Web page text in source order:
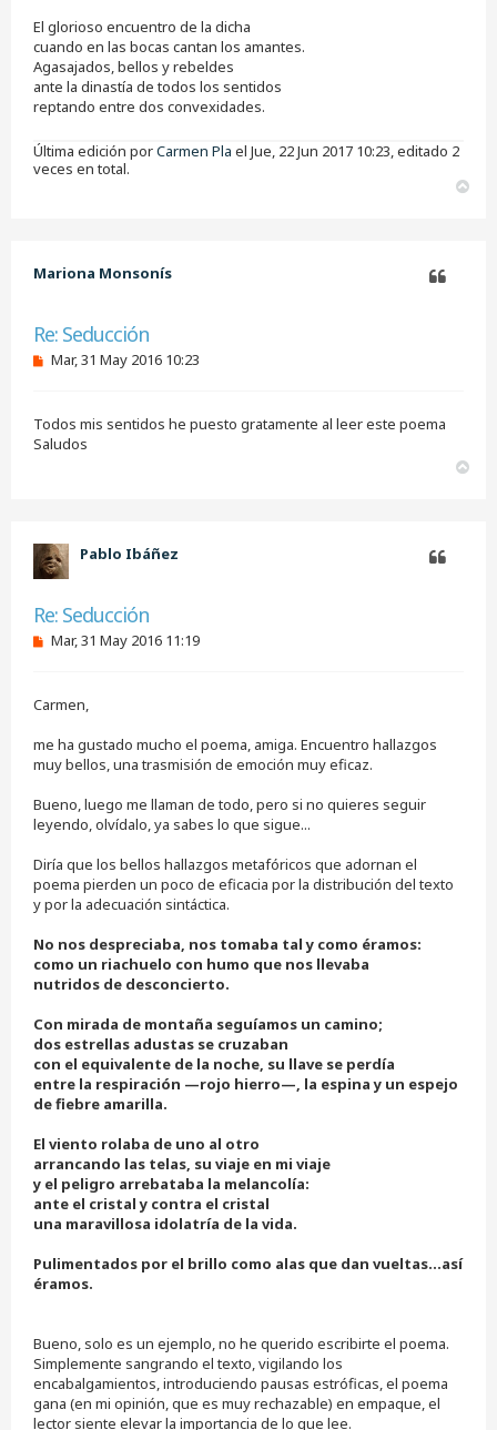
El glorioso encuentro de la dicha
cuando en las bocas cantan los amantes.
Agasajados, bellos y rebeldes
ante la dinastía de todos los sentidos
reptando entre dos convexidades.
Última edición porCarmen Pla el Jue, 22 Jun 2017 10:23, editado 2
veces en total.
Mariona Monsonís
Re: Seducción
M
a
j
e
e
r
Mar, 31 May 2016 10:23
Todos mis sentidos he puesto gratamente al leer este poema
Saludos
Pablo Ibáñez
Re: Seducción
M
a
e
s
i
l
e
e
Mar, 31 May 2016 11:19
Carmen,
me ha gustado mucho el poema, amiga. Encuentro hallazgos
muy bellos, una trasmisión de emoción muy eficaz.
Bueno, luego me llaman de todo, pero si no quieres seguir
leyendo, olvídalo, ya sabes lo que sigue...
Diría que los bellos hallazgos metafóricos que adornan el
poema pierden un poco de eficacia por la distribución del texto
y por la adecuación sintáctica.
No nos despreciaba, nos tomaba tal y como éramos:
como un riachuelo con humo que nos llevaba
nutridos de desconcierto.
Con mirada de montaña seguíamos un camino;
dos estrellas adustas se cruzaban
con el equivalente de la noche, su llave se perdía
entre la respiración —rojo hierro—, la espina y un espejo
de fiebre amarilla.
El viento rolaba de uno al otro
arrancando las telas, su viaje en mi viaje
y el peligro arrebataba la melancolía:
ante el cristal y contra el cristal
una maravillosa idolatría de la vida.
Pulimentados por el brillo como alas que dan vueltas...así
éramos.
Bueno, solo es un ejemplo, no he querido escribirte el poema.
Simplemente sangrando el texto, vigilando los
encabalgamientos, introduciendo pausas estróficas, el poema
gana (en mi opinión, que es muy rechazable) en empaque, el
lector siente elevar la importancia de lo que lee.